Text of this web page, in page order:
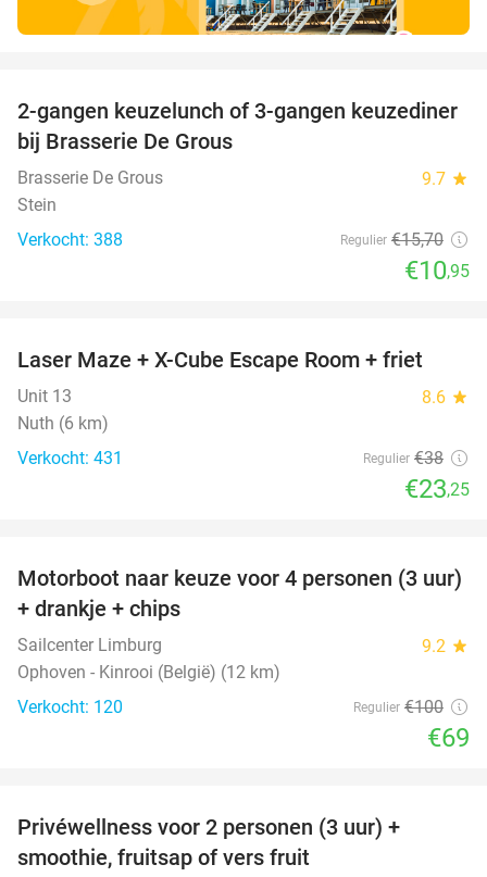
30%
2-gangen keuzelunch of 3-gangen keuzediner
bij Brasserie De Grous
Brasserie De Grous 9.7 star
Stein
Verkocht: 388
Regulier €15,70
€10,95
39%
Laser Maze + X-Cube Escape Room + friet
Unit 13 8.6 star
Nuth (6 km)
Verkocht: 431
Regulier €38
€23,25
31%
Motorboot naar keuze voor 4 personen (3 uur)
+ drankje + chips
Sailcenter Limburg 9.2 star
Ophoven - Kinrooi (België) (12 km)
Verkocht: 120
Regulier €100
€69
Privéwellness voor 2 personen (3 uur) +
smoothie, fruitsap of vers fruit